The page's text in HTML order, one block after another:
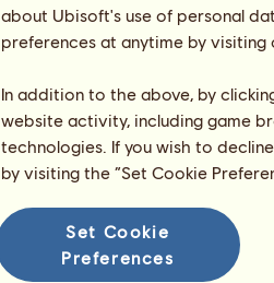
about Ubisoft's use of personal
preferences at anytime by
In addition to the above, by
website activity, including game
technologies. If you wish to
by visiting the “Set Cookie
Set Cookie
Preferences